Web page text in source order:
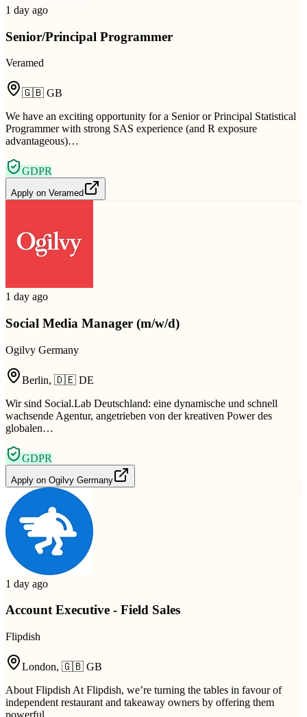
1 day ago
Senior/Principal Programmer
Veramed
🇬🇧 GB
We have an exciting opportunity for a Senior or Principal Statistical
Programmer with strong SAS experience (and R exposure
advantageous)…
GDPR
Apply on Veramed
1 day ago
Social Media Manager (m/w/d)
Ogilvy Germany
Berlin, 🇩🇪 DE
Wir sind Social.Lab Deutschland: eine dynamische und schnell
wachsende Agentur, angetrieben von der kreativen Power des
globalen…
GDPR
Apply on Ogilvy Germany
1 day ago
Account Executive - Field Sales
Flipdish
London, 🇬🇧 GB
About Flipdish At Flipdish, we’re turning the tables in favour of
independent restaurant and takeaway owners by offering them